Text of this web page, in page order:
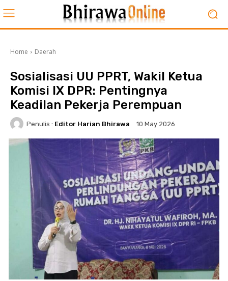
Home Daerah
Sosialisasi UU PPRT, Wakil Ketua
Komisi IX DPR: Pentingnya
Keadilan Pekerja Perempuan
Penulis : Editor Harian Bhirawa 10 May 2026